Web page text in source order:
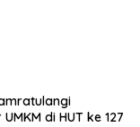
di HUT ke 127